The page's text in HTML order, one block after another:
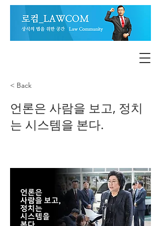
< Back
언론은 사람을 보고, 정치
는 시스템을 본다.